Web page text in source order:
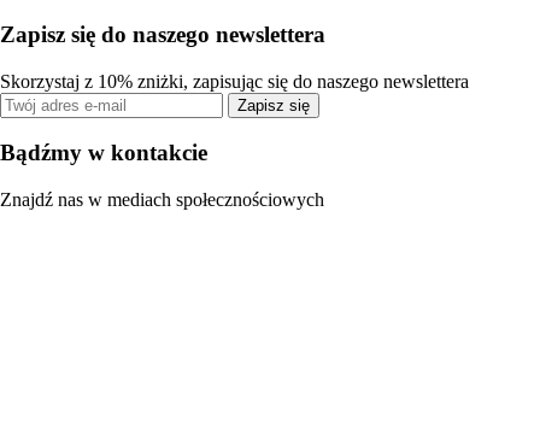
Zapisz się do naszego newslettera
Skorzystaj z 10% zniżki, zapisując się do naszego newslettera
Zapisz się
Bądźmy w kontakcie
Znajdź nas w mediach społecznościowych